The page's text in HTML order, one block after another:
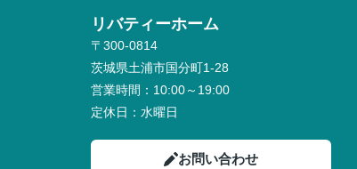
リバティーホーム
〒300-0814
茨城県土浦市国分町1-28
営業時間： 10:00～19:00
定休日： 水曜日
お問い合わせ